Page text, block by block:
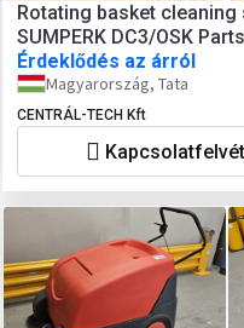
Rotating basket cleaning
SUMPERK DC3/OSK
Érdeklődés az árról
Magyarország, Tata
CENTRÁL-TECH Kft